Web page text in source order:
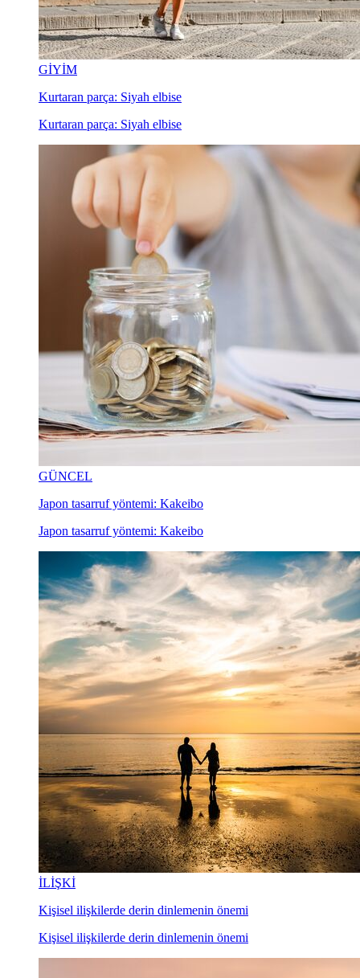
GİYİM
Kurtaran parça: Siyah elbise
Kurtaran parça: Siyah elbise
GÜNCEL
Japon tasarruf yöntemi: Kakeibo
Japon tasarruf yöntemi: Kakeibo
İLİŞKİ
Kişisel ilişkilerde derin dinlemenin önemi
Kişisel ilişkilerde derin dinlemenin önemi